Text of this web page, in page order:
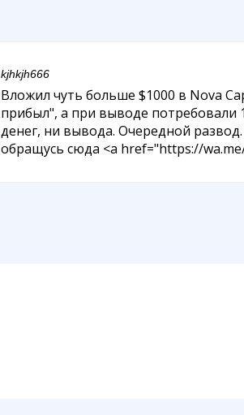
kjhkjh666
Вложил чуть больше $1000 в Nova
прибыл", а при выводе потребовали
денег, ни вывода. Очередной
обращусь сюда <a href="https://